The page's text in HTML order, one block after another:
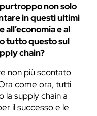
non solo
in questi ultimi
e al
tutto questo sul
chain?
non più scontato
come ora, tutti
la supply chain a
il successo e le